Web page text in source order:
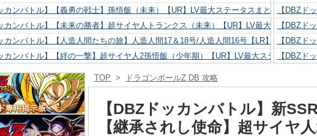
カンバトル】【義勇の戦士】孫悟飯（未来）【UR】LV最大ステータスまとめ！
カンバトル】【未来の勝者】超サイヤ人トランクス（未来）【UR】LV最大ステータス
カンバトル】【人造人間たちの旅】人造人間17＆18号/人造人間16号【LR】LV最大ステ
カンバトル】【絆の一撃】超サイヤ人2孫悟飯（少年期）【UR】LV最大ステータスまと
カンバトル】【抗い続ける精神力】人造人間18号【UR】LV最大ステータスまとめ！
カンバトル】【技巧とひらめき】クリリン【UR】LV最大ステータスまとめ！
カンバトル】【新たに得た好機】人造人間16号【UR】LV最大ステータスまとめ！
【DBZド
【DBZド
【DBZド
【DBZド
【DBZド
【DBZド
TOP > ドラゴンボールZ DB 攻略
【DBZドッカンバトル】新
【継承されし使命】超サイヤ